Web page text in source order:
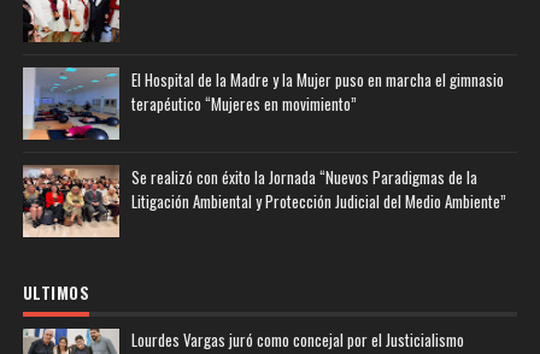
El Hospital de la Madre y la Mujer puso en marcha el gimnasio
terapéutico “Mujeres en movimiento”
Se realizó con éxito la Jornada “Nuevos Paradigmas de la
Litigación Ambiental y Protección Judicial del Medio Ambiente”
ULTIMOS
Lourdes Vargas juró como concejal por el Justicialismo